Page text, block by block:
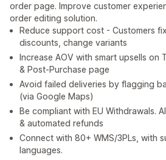
order page. Improve customer
order editing solution.
Reduce support cost - Customers
discounts, change variants
Increase AOV with smart upsells on
& Post-Purchase page
Avoid failed deliveries by flagging
(via Google Maps)
Be compliant with EU Withdrawals.
& automated refunds
Connect with 80+ WMS/3PLs, with
languages.